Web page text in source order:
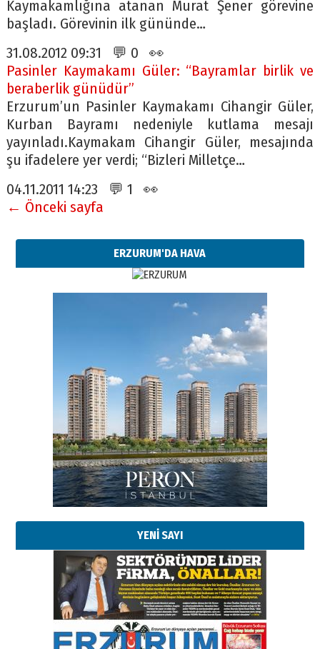
Kaymakamlığına atanan Murat Şener görevine
başladı. Görevinin ilk gününde…
31.08.2012 09:31 💬 0 👀
Pasinler Kaymakamı Güler: “Bayramlar birlik ve
beraberlik günüdür”
Erzurum’un Pasinler Kaymakamı Cihangir Güler,
Kurban Bayramı nedeniyle kutlama mesajı
yayınladı.Kaymakam Cihangir Güler, mesajında
şu ifadelere yer verdi; “Bizleri Milletçe…
04.11.2011 14:23 💬 1 👀
← Önceki sayfa
ERZURUM'DA HAVA
YENİ SAYI
Esat BİNDESEN
Başkan Sekmen’den Erzurum’a
bir vizyon proje daha!
02 Ağustos 2026 Pazar
Kadir SABUNCUOĞLU
Erzurumspor’un köşe taşları
29 Haziran 2026 Pazartesi
Kenan GÜLERCİ
Murat Şahsuvaroğlu ERKON’da
çıtayı yukarı taşırken,
yönetimdekiler aşağı
çekmemeli!
17 Şubat 2026 SalıOrhan BOZKURT
Bir fotoğraf, bir şehir, bir
gazeteci… Dizginler kimin